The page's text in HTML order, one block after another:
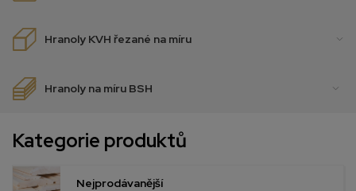
Hranoly KVH řezané na míru
Hranoly na míru BSH
Kategorie produktů
Nejprodávanější